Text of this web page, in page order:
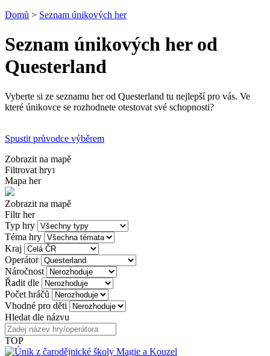
Domů > Seznam únikových her
Seznam únikových her od
Questerland
Vyberte si ze seznamu her od Questerland tu nejlepší pro vás. Ve
které únikovce se rozhodnete otestovat své schopnosti?
Spustit průvodce výběrem
Zobrazit na mapě
Filtrovat hry1
Mapa her
Zobrazit na mapě
Filtr her
Typ hry
Téma hry
Kraj
Operátor
Náročnost
Řadit dle
Počet hráčů
Vhodné pro děti
Hledat dle názvu
TOP